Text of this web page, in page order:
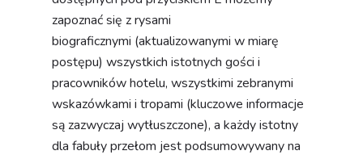
zapoznać się z rysami
biograficznymi (aktualizowanymi w miarę
postępu) wszystkich istotnych gości i
pracowników hotelu, wszystkimi zebranymi
wskazówkami i tropami (kluczowe informacje
są zazwyczaj wytłuszczone), a każdy istotny
dla fabuły przełom jest podsumowywany na